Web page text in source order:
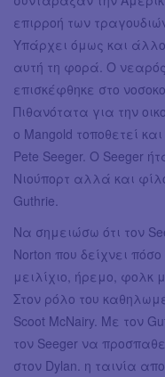
επιρροή των
Υπάρχει όμως και άλλο
αυτή τη φορά. Ο νεαρός
επισκέφθηκε στο
Πιθανότατα για την
ο Mangold τοποθετεί
Pete Seeger. Ο Seeger
Νιούπορτ αλλά και
Guthrie.
Να σημειώσω ότι τον
Norton που δείχνει
μειλίχιο, ήρεμο, φολκ
Στον ρόλο του
Scoot McNairy. Με τον
τον Seeger να
στον Dylan. η ταινία